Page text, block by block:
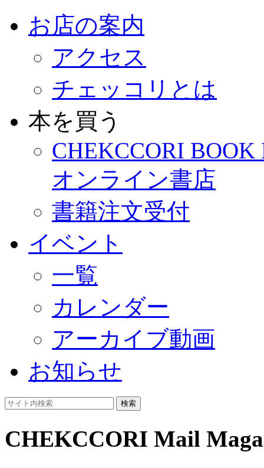
お店の案内
アクセス
チェッコリとは
本を買う
CHEKCCORI BOOK
オンライン書店
書籍注文受付
イベント
一覧
カレンダー
アーカイブ動画
お知らせ
検索
CHEKCCORI Mail